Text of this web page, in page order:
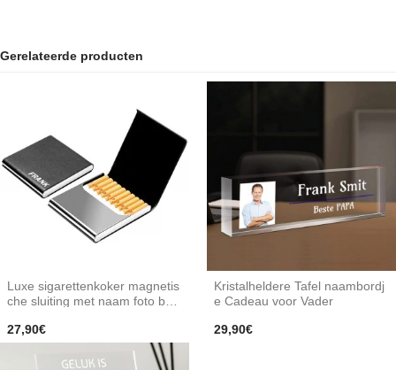
Gerelateerde producten
Luxe sigarettenkoker magnetis
che sluiting met naam foto bed
27,90€
Kristalheldere Tafel naambordj
e Cadeau voor Vader
29,90€